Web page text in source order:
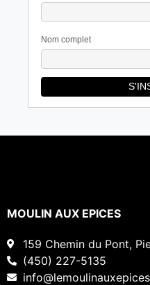
Nom complet
MOULIN AUX EPICES
159 Chemin du Pont,
(450) 227-5135